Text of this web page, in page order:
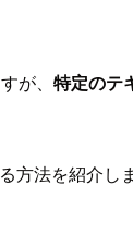
が、 特定のテ
法を紹介しま